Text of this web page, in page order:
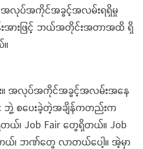
အလုပ်အကိုင်အခွင့်အလမ်းရရှိမှု
အားဖြင့် ဘယ်အတိုင်းအတာအထိ ရှိ
င်း။ အလုပ်အကိုင်အခွင့်အလမ်းအနေ
ဘွဲ့ စပေးခဲ့တဲ့အချိန်ကတည်းက
ယ်၊ Job Fair တွေရှိတယ်။ Job
ယ်၊ ဘဏ်တွေ လာတယ်ပေါ့။ အဲ့မှာ